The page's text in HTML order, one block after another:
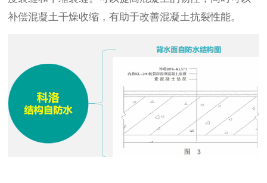
补偿混凝土干燥收缩，有助于改善混凝土抗裂性能。